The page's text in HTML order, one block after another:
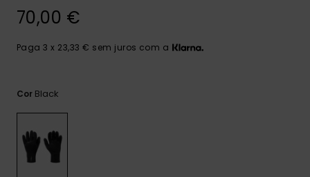
nosso
70,00 €
Paga 3 x 23,33 € sem juros com a
Cor Black